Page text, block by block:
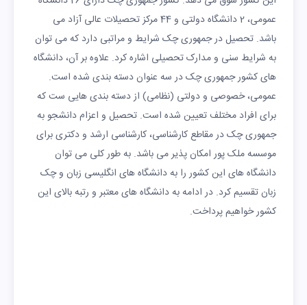
عمومی، 2 دانشگاه دولتی و 44 مرکز تحصیلات عالی آزاد می
باشد. تحصیل در جمهوری چک شرایط و مراتبی دارد که می توان
به شرایط سنی و مدارک تحصیلی اشاره کرد. علاوه بر آن، دانشگاه
های کشور جمهوری چک در سه عنوان دسته بندی شده است.
عمومی، خصوصی و دولتی (نظامی) از دسته بندی هایی ست که
برای افراد مختلف تعیین شده است. تحصیل و اعزام دانشجو به
جمهوری چک در مقاطع کارشناسی، کارشناسی ارشد و دکتری برای
موسسه ملک پور امکان پذیر می باشد. به طور کلی می توان
دانشگاه های این کشور را به دانشگاه های انگلیسی زبان و چک
زبان تقسیم کرد. در ادامه به دانشگاه های معتبر و رتبه بالای این
کشور خواهیم پرداخت.